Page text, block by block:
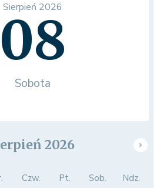
Sierpień 2026
08
Sobota
2026
Czw. Pt. Sob. Ndz.